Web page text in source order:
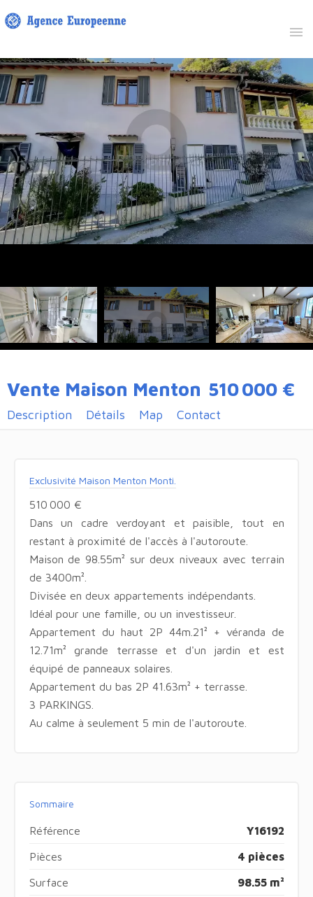
Vente Maison Menton 510 000 €
Description Détails Map Contact
Exclusivité Maison Menton Monti.
510 000 €
Dans un cadre verdoyant et paisible, tout en
restant à proximité de l'accès à l'autoroute.
Maison de 98.55m² sur deux niveaux avec terrain
de 3400m².
Divisée en deux appartements indépendants.
Idéal pour une famille, ou un investisseur.
Appartement du haut 2P 44m.21² + véranda de
12.71m² grande terrasse et d'un jardin et est
équipé de panneaux solaires.
Appartement du bas 2P 41.63m² + terrasse.
3 PARKINGS.
Au calme à seulement 5 min de l'autoroute.
Sommaire
Référence Y16192
Pièces 4 pièces
Surface 98.55 m²